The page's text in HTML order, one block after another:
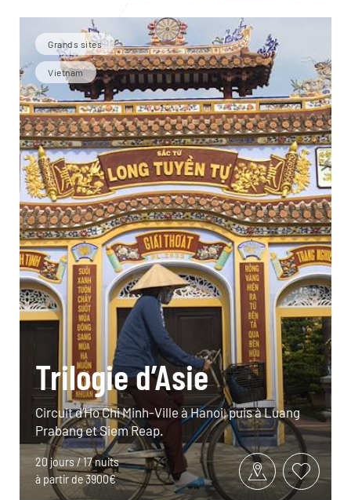
Grands sites
Vietnam
Trilogie d’Asie
Circuit d’Ho Chi Minh-Ville à Hanoi, puis à Luang
Prabang et Siem Reap.
20 jours / 17 nuits
à partir de 3900€